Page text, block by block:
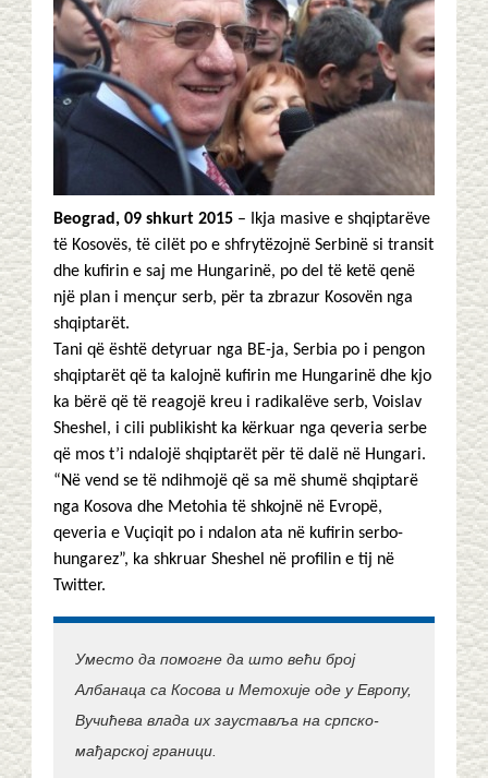
Beograd, 09 shkurt 2015 – Ikja masive e shqiptarëve
të Kosovës, të cilët po e shfrytëzojnë Serbinë si transit
dhe kufirin e saj me Hungarinë, po del të ketë qenë
një plan i mençur serb, për ta zbrazur Kosovën nga
shqiptarët.
Tani që është detyruar nga BE-ja, Serbia po i pengon
shqiptarët që ta kalojnë kufirin me Hungarinë dhe kjo
ka bërë që të reagojë kreu i radikalëve serb, Voislav
Sheshel, i cili publikisht ka kërkuar nga qeveria serbe
që mos t’i ndalojë shqiptarët për të dalë në Hungari.
“Në vend se të ndihmojë që sa më shumë shqiptarë
nga Kosova dhe Metohia të shkojnë në Evropë,
qeveria e Vuçiqit po i ndalon ata në kufirin serbo-
hungarez”, ka shkruar Sheshel në profilin e tij në
Twitter.
Уместо да помогне да што већи број
Албанаца са Косова и Метохије оде у Европу,
Вучићева влада их зауставља на српско-
мађарској граници.